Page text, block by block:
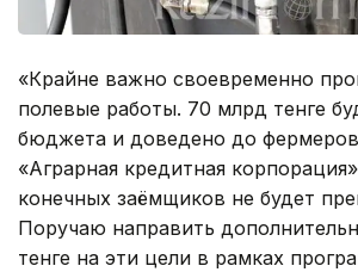
«Крайне важно своевременно
полевые работы. 70 млрд тенге
бюджета и доведено до
«Аграрная кредитная
конечных заёмщиков не будет
Поручаю направить
тенге на эти цели в рамках